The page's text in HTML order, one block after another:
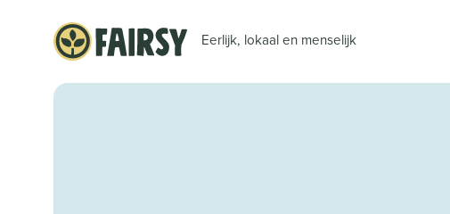
Eerlijk, lokaal en menselijk